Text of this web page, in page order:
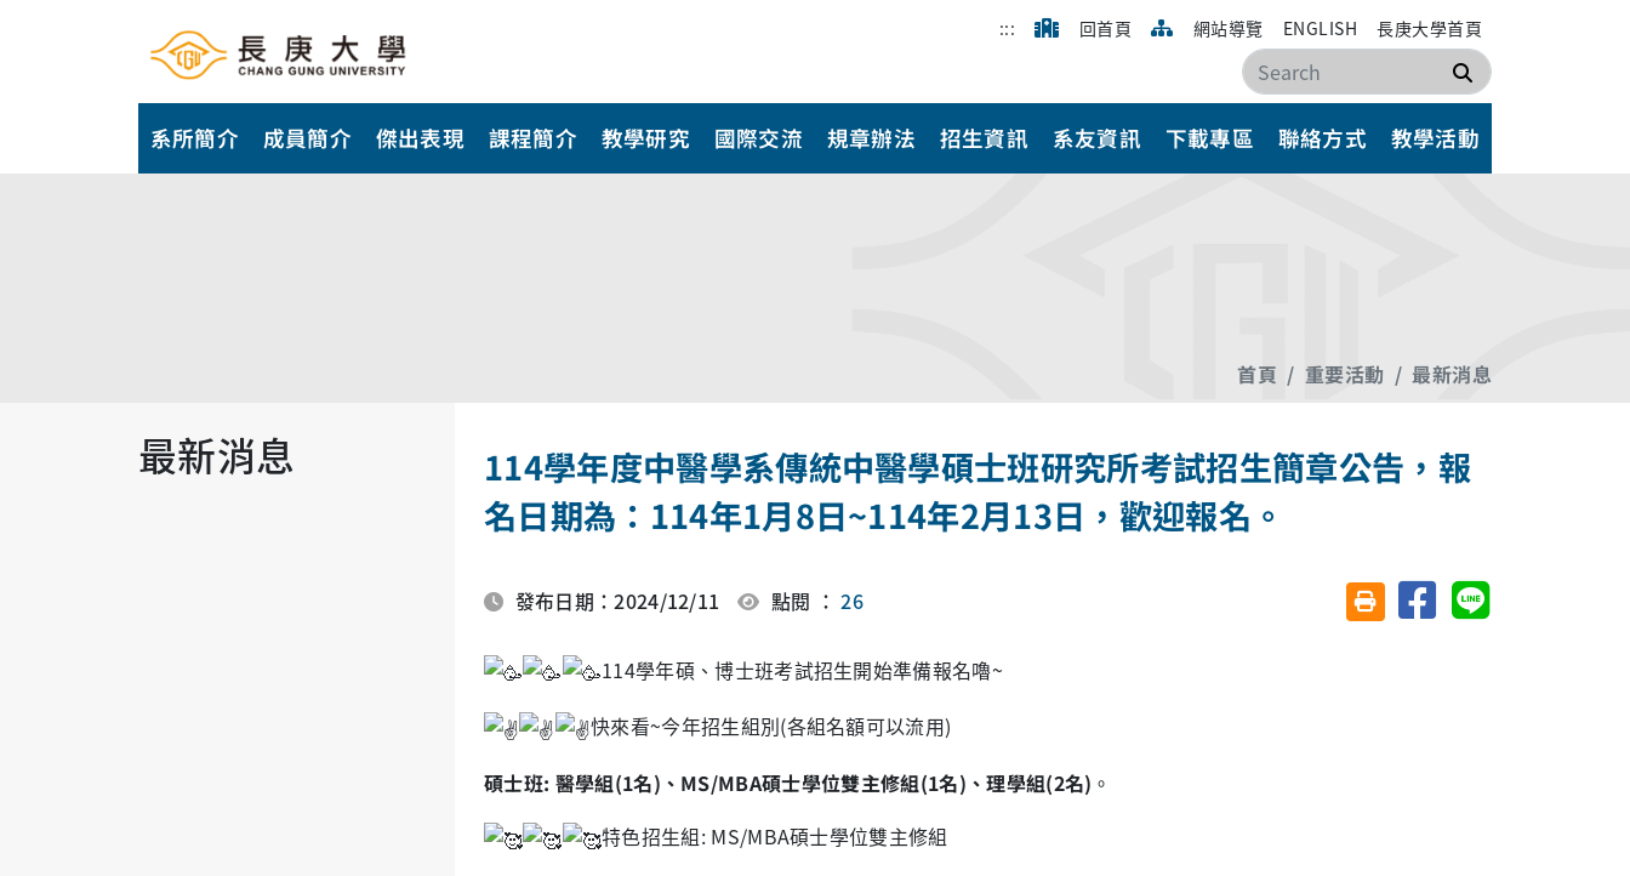
::: 回首頁 網站導覽 ENGLISH 長庚大學首頁
搜尋
系所簡介 成員簡介 傑出表現 課程簡介 教學研究 國際交流 規章辦法 招生資訊 系友資訊 下載專區 聯絡方式 教學活動
首頁 重要活動 最新消息
最新消息
114學年度中醫學系傳統中醫學碩士班研究所考試招生簡章公告，報
名日期為：114年1月8日~114年2月13日，歡迎報名。
發布日期：2024/12/11 點閱 ：26 友善列印(另開視窗)
分享至臉書分享至 Line
114學年碩、博士班考試招生開始準備報名嚕~
快來看~今年招生組別(各組名額可以流用)
碩士班: 醫學組(1名)、MS/MBA碩士學位雙主修組(1名)、理學組(2名) 。
特色招生組: MS/MBA碩士學位雙主修組